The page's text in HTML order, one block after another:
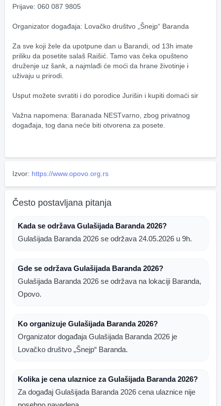
Prijave: 060 087 9805
Organizator događaja: Lovačko društvo „Šnejp“ Baranda
Za sve koji žele da upotpune dan u Barandi, od 13h imate
priliku da posetite salaš Raišić. Tamo vas čeka opušteno
druženje uz šank, a najmlađi će moći da hrane životinje i
uživaju u prirodi.
Usput možete svratiti i do porodice Jurišin i kupiti domaći sir
Važna napomena: Baranada NESTvarno, zbog privatnog
događaja, tog dana neće biti otvorena za posete.
Izvor: https://www.opovo.org.rs
Često postavljana pitanja
Kada se održava Gulašijada Baranda 2026?
Gulašijada Baranda 2026 se održava 24.05.2026 u 9h.
Gde se održava Gulašijada Baranda 2026?
Gulašijada Baranda 2026 se održava na lokaciji Baranda,
Opovo.
Ko organizuje Gulašijada Baranda 2026?
Organizator događaja Gulašijada Baranda 2026 je
Lovačko društvo „Šnejp“ Baranda.
Kolika je cena ulaznice za Gulašijada Baranda 2026?
Za događaj Gulašijada Baranda 2026 cena ulaznice nije